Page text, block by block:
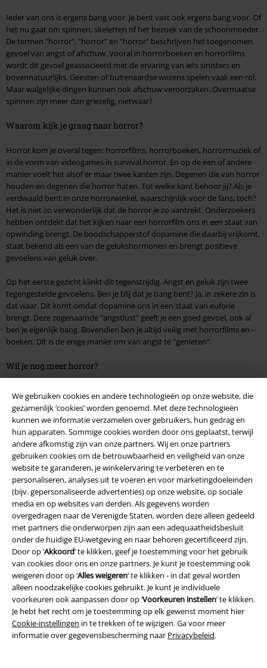
We gebruiken cookies en andere technologieën op onze website, die
gezamenlijk ‘cookies’ worden genoemd. Met deze technologieën
kunnen we informatie verzamelen over gebruikers, hun gedrag en
hun apparaten. Sommige cookies worden door ons geplaatst, terwijl
andere afkomstig zijn van onze partners. Wij en onze partners
gebruiken cookies om de betrouwbaarheid en veiligheid van onze
website te garanderen, je winkelervaring te verbeteren en te
personaliseren, analyses uit te voeren en voor marketingdoeleinden
(bijv. gepersonaliseerde advertenties) op onze website, op sociale
media en op websites van derden. Als gegevens worden
overgedragen naar de Verenigde Staten, worden deze alleen gedeeld
met partners die onderworpen zijn aan een adequaatheidsbesluit
onder de huidige EU-wetgeving en naar behoren gecertificeerd zijn.
Door op ‘Akkoord’ te klikken, geef je toestemming voor het gebruik
van cookies door ons en onze partners. Je kunt je toestemming ook
weigeren door op ‘Alles weigeren’ te klikken - in dat geval worden
alleen noodzakelijke cookies gebruikt. Je kunt je individuele
voorkeuren ook aanpassen door op ‘Voorkeuren instellen’ te klikken.
Je hebt het recht om je toestemming op elk gewenst moment hier
Cookie-instellingen in te trekken of te wijzigen. Ga voor meer
informatie over gegevensbescherming naar Privacybeleid.
Ieder van ons is ergens bang voor. Je bent vast ook ergens bang voor. Of
het nu gaat om spinnen, skeletten of het bezoek van de schoonmoeder.
De termen "horror", "horror" en "horror" beschrijven het toegenomen
gevoel van angst of afschuw. Vooral in horrorboeken en horrorfilms
wordt dit gevoel geassocieerd met de ervaring van iets sinisters en
bovennatuurlijks. Geesten of buitenaardse wezens spelen vaak een rol.
Maar walgelijke dingen kunnen ook afschuw veroorzaken. Overmaatse
spinnen zijn meer dan griezelig, nietwaar?
Waarom kijk je graag naar horror?
Horror kom je overal tegen: horrorfilms, horrorboeken, horrormuziek of
in de vorm van videogames in survival horror. En op de een of andere
manier voelt het alsof er maar twee kanten zijn. Degenen die van horror
houden en degenen die horror haten. Tot welke kant behoor jij? Als je
verdwaald bent in onze horrorwinkel, waarschijnlijk voor de fans, toch?
Het is niet zo verwonderlijk dat de horror je zo aantrekt. Onderzoekers
hebben ontdekt dat het kijken naar een horrorfilm ons in een staat van
opwinding brengt. De boodschapperstof dopamine die daarbij vrijkomt,
staat bekend als een van de gelukshormonen en brengt positieve
gevoelens van geluk over.
Op het eerste gezicht klinkt dit tegenstrijdig. Angst en geluk zijn twee
tegengestelde gevoelens. Ben je blij dat je bang bent? Ja, in zekere zin is
dat waar. Dit komt omdat dopamine ons in een staat van euforie
brengt. Deze zogenaamde "angstlust" geeft je een goed gevoel, ook al
ben je eigenlijk bang. Bovendien ben je altijd veilig met horrorfilms en -
boeken. Dit is de enige manier om van angst te "genieten".
Wil je nog meer horror?
Zoals ik al zei, horror vind je overal. Als je meer een boekenwurm bent
dan een filmjunkie, moet je eens kijken naar horrorliteratuur. In dit
spannende genre krijg je vooral verhalen te horen over
angstaanjagende en meestal bovennatuurlijke gebeurtenissen.
Verschillende thema's, zoals monsters, zombies, demonen, maar ook
fysieke misvorming en kwelling spelen een rol.
Je kunt ook iets vinden om bang voor te zijn in muziek. Niet omdat de
muziek zo slecht is, maar omdat de mix van hardcore punk, death rock,
rockabilly en surfrock eng hoort te zijn. De band Misfits is een van de
baanbrekende bands die het genre heeft helpen oprichten. Neem een
kijkje in onze Misfits shop en koop direct een van hun albums. Luister
en huiver.
Of je kunt een van de talloze horror-survivalgames proberen die er zijn.
Sla aanvallen van zombiegolven af of overleef in een post-
apocalyptische wereld waar je voedsel moet zoeken en onderdak moet
bieden. Soms met een puzzel, soms zonder puzzel. Het genre van
survival horror biedt precies het juiste voor elke smaak.
Dompel jezelf onder in de griezelige wereld van de online horrorwinkel
en koop griezelig mooie horror merch en horror fan artikelen.